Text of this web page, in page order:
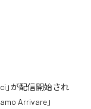
」が配信開始され
Arrivare」